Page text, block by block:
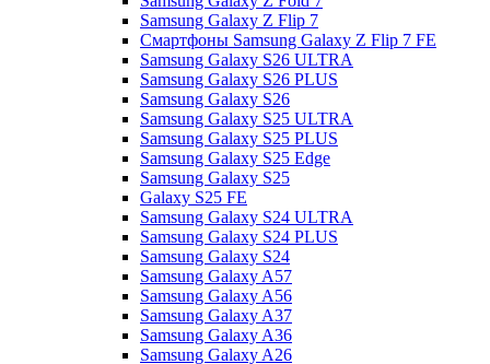
Samsung Galaxy Z Flip 7
Смартфоны Samsung Galaxy Z Flip 7 FE
Samsung Galaxy S26 ULTRA
Samsung Galaxy S26 PLUS
Samsung Galaxy S26
Samsung Galaxy S25 ULTRA
Samsung Galaxy S25 PLUS
Samsung Galaxy S25 Edge
Samsung Galaxy S25
Galaxy S25 FE
Samsung Galaxy S24 ULTRA
Samsung Galaxy S24 PLUS
Samsung Galaxy S24
Samsung Galaxy A57
Samsung Galaxy A56
Samsung Galaxy A37
Samsung Galaxy A36
Samsung Galaxy A26